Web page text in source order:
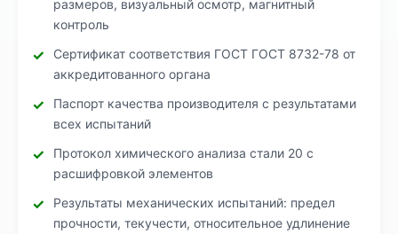
размеров, визуальный осмотр, магнитный
контроль
Сертификат соответствия ГОСТ ГОСТ 8732-78 от
аккредитованного органа
Паспорт качества производителя с результатами
всех испытаний
Протокол химического анализа стали 20 с
расшифровкой элементов
Результаты механических испытаний: предел
прочности, текучести, относительное удлинение